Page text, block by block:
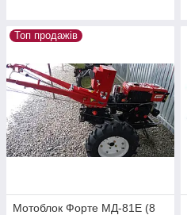
Топ продажів
Мотоблок Форте МД-81Е (8